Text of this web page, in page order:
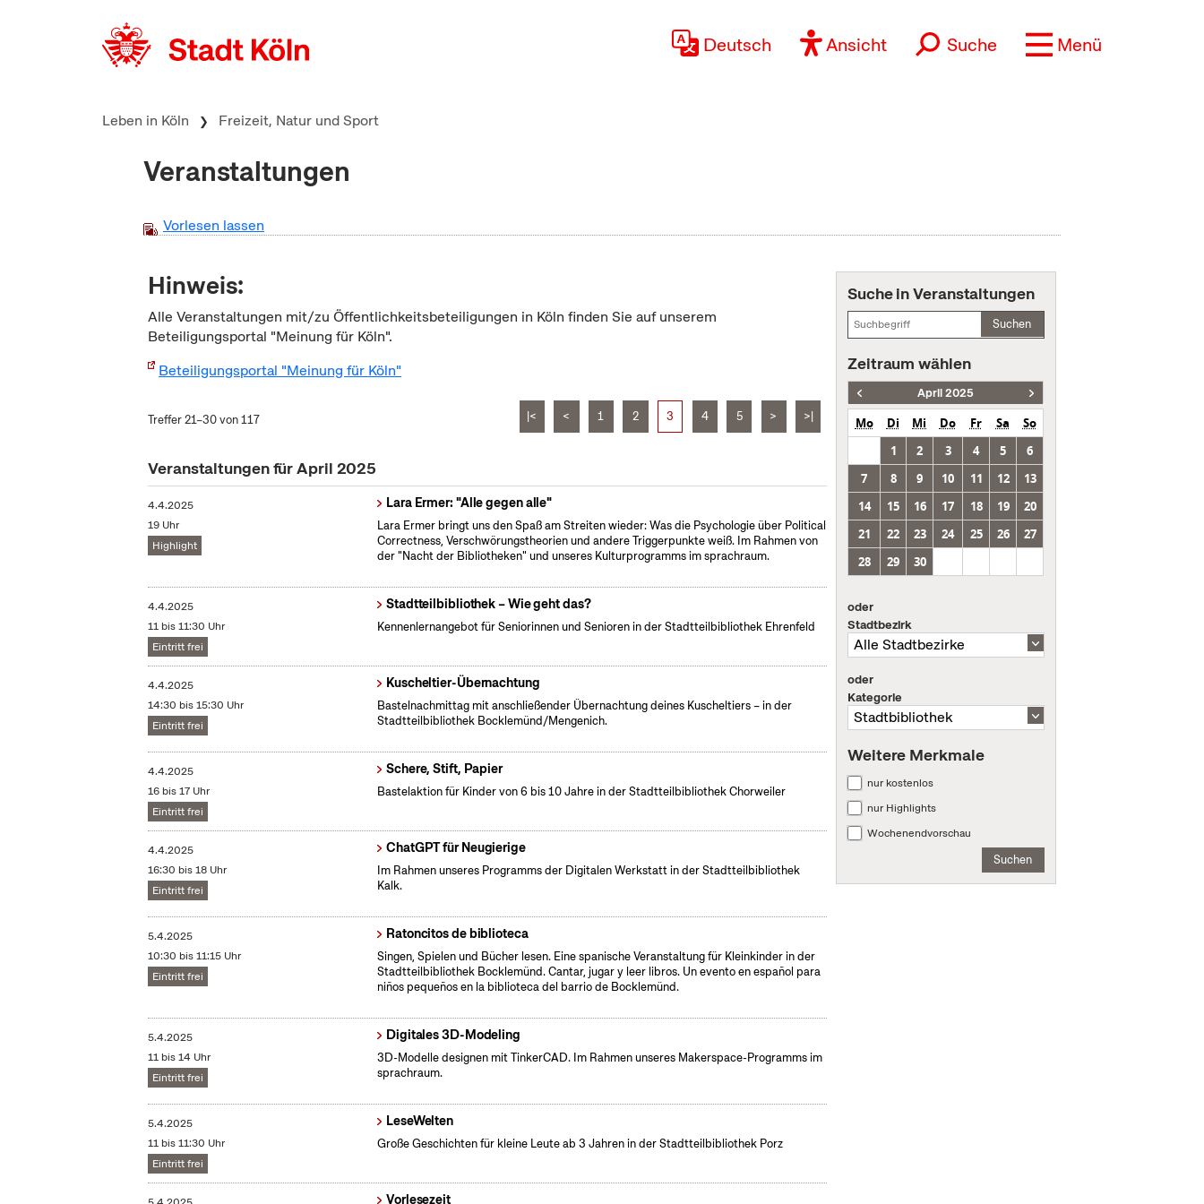
Deutsch Ansicht Suche Menü
Leben in Köln Freizeit, Natur und Sport
Veranstaltungen
Vorlesen lassen
Hinweis:
Alle Veranstaltungen mit/zu Öffentlichkeitsbeteiligungen in Köln finden Sie auf unserem
Beteiligungsportal "Meinung für Köln".
Beteiligungsportal "Meinung für Köln"
Treffer 21–30 von 117 |< < 1 2 3 4 5 > >|
Veranstaltungen für April 2025
4.4.2025
19 Uhr
Highlight
Lara Ermer: "Alle gegen alle"
Lara Ermer bringt uns den Spaß am Streiten wieder: Was die Psychologie über Political
Correctness, Verschwörungstheorien und andere Triggerpunkte weiß. Im Rahmen von
der "Nacht der Bibliotheken" und unseres Kulturprogramms im sprachraum.
4.4.2025
11 bis 11:30 Uhr
Eintritt frei
Stadtteilbibliothek – Wie geht das?
Kennenlernangebot für Seniorinnen und Senioren in der Stadtteilbibliothek Ehrenfeld
4.4.2025
14:30 bis 15:30 Uhr
Eintritt frei
Kuscheltier-Übernachtung
Bastelnachmittag mit anschließender Übernachtung deines Kuscheltiers – in der
Stadtteilbibliothek Bocklemünd/Mengenich.
4.4.2025
16 bis 17 Uhr
Eintritt frei
Schere, Stift, Papier
Bastelaktion für Kinder von 6 bis 10 Jahre in der Stadtteilbibliothek Chorweiler
4.4.2025
16:30 bis 18 Uhr
Eintritt frei
ChatGPT für Neugierige
Im Rahmen unseres Programms der Digitalen Werkstatt in der Stadtteilbibliothek
Kalk.
5.4.2025
10:30 bis 11:15 Uhr
Eintritt frei
Ratoncitos de biblioteca
Singen, Spielen und Bücher lesen. Eine spanische Veranstaltung für Kleinkinder in der
Stadtteilbibliothek Bocklemünd. Cantar, jugar y leer libros. Un evento en español para
niños pequeños en la biblioteca del barrio de Bocklemünd.
5.4.2025
11 bis 14 Uhr
Eintritt frei
Digitales 3D-Modeling
3D-Modelle designen mit TinkerCAD. Im Rahmen unseres Makerspace-Programms im
sprachraum.
5.4.2025
11 bis 11:30 Uhr
Eintritt frei
LeseWelten
Große Geschichten für kleine Leute ab 3 Jahren in der Stadtteilbibliothek Porz
Vorlesezeit
Suche in Veranstaltungen
Suchen
Zeitraum wählen
April 2025
Mo Di Mi Do Fr Sa
So
1
2 3 4 5
6
7
8 9 10 11 12
13
14
15 16 17 18 19
20
21
22 23 24 25 26
27
28
29 30
oder
Stadtbezirk
oder
Kategorie
Weitere Merkmale
nur kostenlos
nur Highlights
Wochenendvorschau
Suchen